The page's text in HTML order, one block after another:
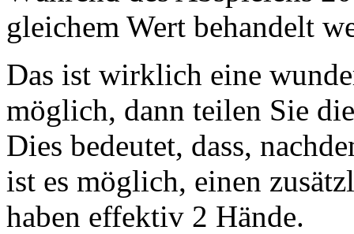
gleichem Wert behandelt
Das ist wirklich eine
möglich, dann teilen Sie
Dies bedeutet, dass,
ist es möglich, einen
haben effektiv 2 Hände.